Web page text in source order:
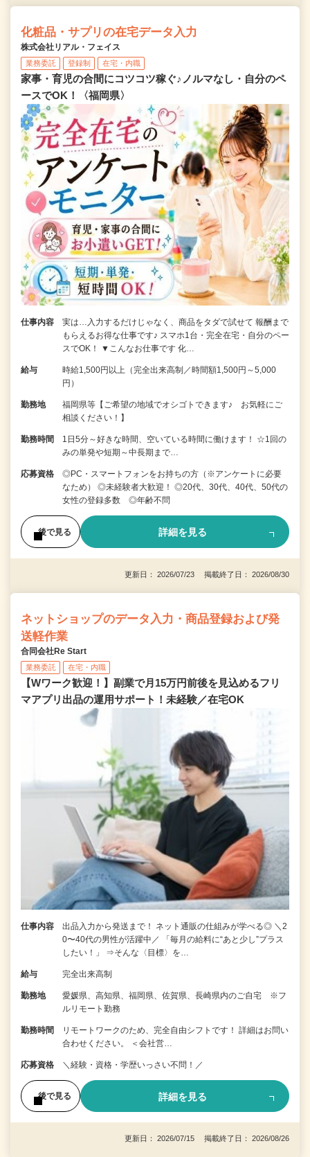
化粧品・サプリの在宅データ入力
株式会社リアル・フェイス
業務委託 登録制 在宅・内職
家事・育児の合間にコツコツ稼ぐ♪ノルマなし・自分のペ
ースでOK！〈福岡県〉
仕事内容
実は…入力するだけじゃなく、商品をタダで試せて 報酬まで
もらえるお得な仕事です♪ スマホ1台・完全在宅・自分のペー
スでOK！ ▼こんなお仕事です 化…
給与
時給1,500円以上（完全出来高制／時間額1,500円～5,000
円）
勤務地
福岡県等【ご希望の地域でオシゴトできます♪ お気軽にご
相談ください！】
勤務時間
1日5分～好きな時間、空いている時間に働けます！ ☆1回の
みの単発や短期～中長期まで…
応募資格
◎PC・スマートフォンをお持ちの方（※アンケートに必要
なため） ◎未経験者大歓迎！ ◎20代、30代、40代、50代の
女性の登録多数 ◎年齢不問
後で見る 詳細を見る
更新日： 2026/07/23 掲載終了日： 2026/08/30
ネットショップのデータ入力・商品登録および発
送軽作業
合同会社Re Start
業務委託 在宅・内職
【Wワーク歓迎！】副業で月15万円前後を見込めるフリ
マアプリ出品の運用サポート！未経験／在宅OK
仕事内容
出品入力から発送まで！ ネット通販の仕組みが学べる◎ ＼2
0〜40代の男性が活躍中／ 「毎月の給料に“あと少し”プラス
したい！」 ⇒そんな〈目標〉を…
給与 完全出来高制
勤務地
愛媛県、高知県、福岡県、佐賀県、長崎県内のご自宅 ※フ
ルリモート勤務
勤務時間
リモートワークのため、完全自由シフトです！ 詳細はお問い
合わせください。 ＜会社営…
応募資格 ＼経験・資格・学歴いっさい不問！／
後で見る 詳細を見る
更新日： 2026/07/15 掲載終了日： 2026/08/26